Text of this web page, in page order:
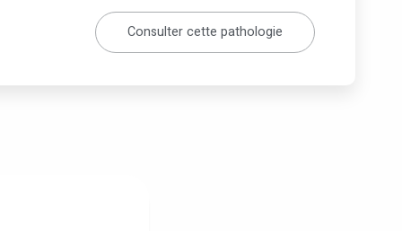
Consulter cette pathologie